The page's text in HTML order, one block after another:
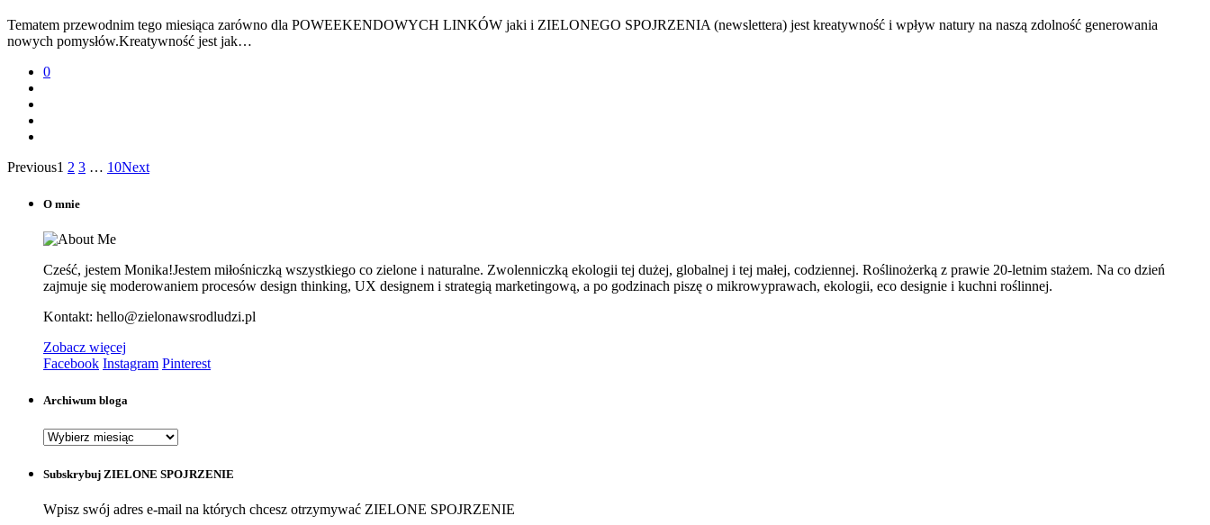
Tematem przewodnim tego miesiąca zarówno dla POWEEKENDOWYCH LINKÓW jaki i ZIELONEGO SPOJRZENIA (newslettera) jest kreatywność i wpływ natury na naszą zdolność generowania
nowych pomysłów.Kreatywność jest jak…
0
Previous1 2 3 … 10Next
O mnie
Cześć, jestem Monika!Jestem miłośniczką wszystkiego co zielone i naturalne. Zwolenniczką ekologii tej dużej, globalnej i tej małej, codziennej. Roślinożerką z prawie 20-letnim stażem. Na co dzień
zajmuje się moderowaniem procesów design thinking, UX designem i strategią marketingową, a po godzinach piszę o mikrowyprawach, ekologii, eco designie i kuchni roślinnej.
Kontakt: hello@zielonawsrodludzi.pl
Zobacz więcej
Facebook Instagram Pinterest
Archiwum bloga
Archiwum
Subskrybuj ZIELONE SPOJRZENIE
Wpisz swój adres e-mail na których chcesz otrzymywać ZIELONE SPOJRZENIE